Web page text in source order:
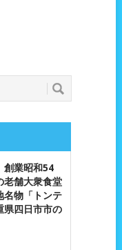
創業昭和54
老舗大衆食堂
名物「トンテ
県四日市市の